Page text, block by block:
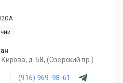
д. 58, (Озерский пр.)
(916) 969-98-61